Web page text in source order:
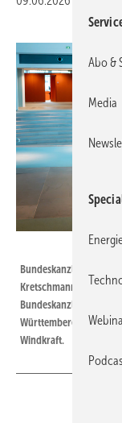
Bundeskanzler
Kretschmann von
Bundeskanzleramt.
Württemberg und
Windkraft.
Abo &
Media